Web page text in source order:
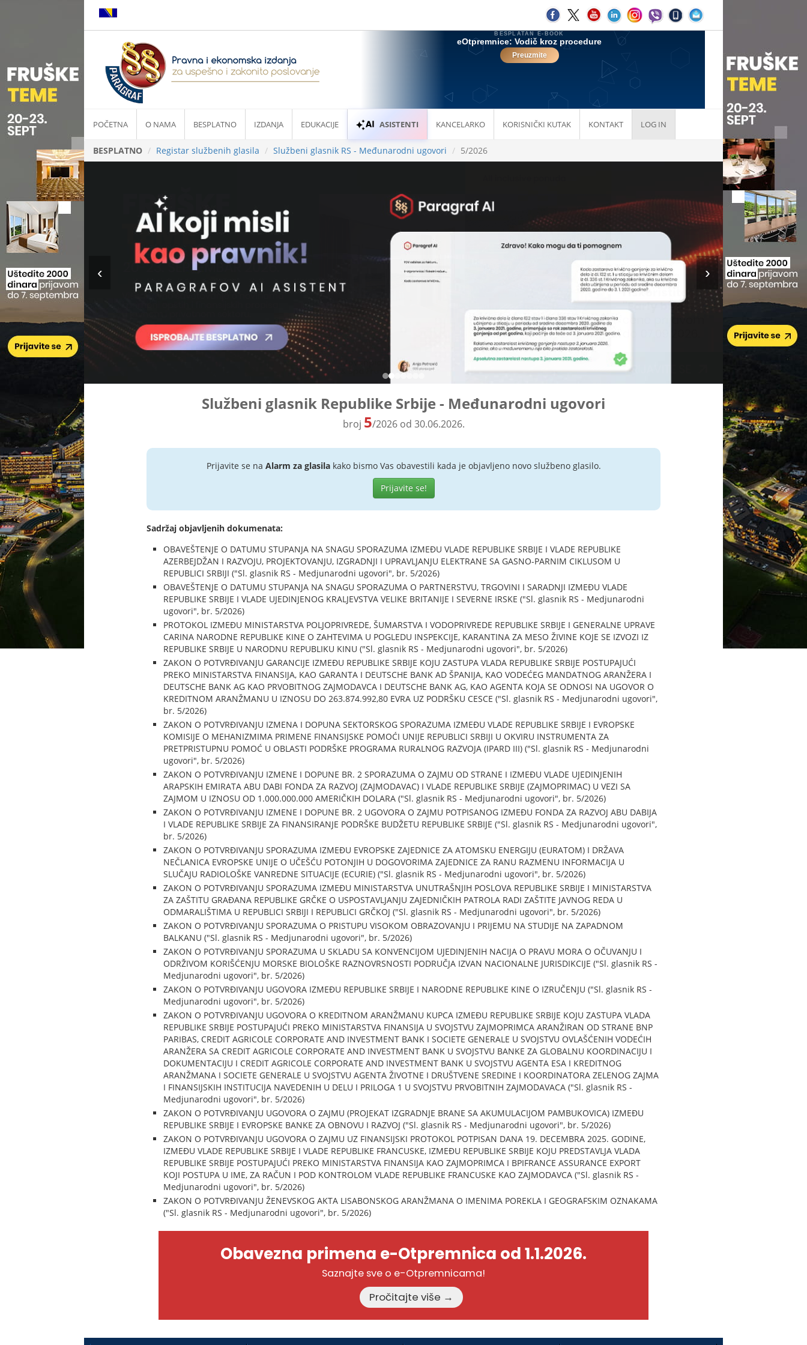
POČETNA O NAMA BESPLATNO IZDANJA EDUKACIJE ASISTENTI KANCELARKO KORISNIČKI KUTAK KONTAKT LOG IN
BESPLATNO Registar službenih glasila Službeni glasnik RS - Međunarodni ugovori 5/2026
Službeni glasnik Republike Srbije - Međunarodni ugovori
broj 5/2026 od 30.06.2026.
Prijavite se na Alarm za glasilakako bismo Vas obavestili kada je objavljeno novo službeno glasilo.
Prijavite se!
Sadržaj objavljenih dokumenata:
OBAVEŠTENJE O DATUMU STUPANJA NA SNAGU SPORAZUMA IZMEĐU VLADE REPUBLIKE SRBIJE I VLADE REPUBLIKE
AZERBEJDŽAN I RAZVOJU, PROJEKTOVANJU, IZGRADNJI I UPRAVLJANJU ELEKTRANE SA GASNO-PARNIM CIKLUSOM U
REPUBLICI SRBIJI ("Sl. glasnik RS - Medjunarodni ugovori", br. 5/2026)
OBAVEŠTENJE O DATUMU STUPANJA NA SNAGU SPORAZUMA O PARTNERSTVU, TRGOVINI I SARADNJI IZMEĐU VLADE
REPUBLIKE SRBIJE I VLADE UJEDINJENOG KRALJEVSTVA VELIKE BRITANIJE I SEVERNE IRSKE ("Sl. glasnik RS - Medjunarodni
ugovori", br. 5/2026)
PROTOKOL IZMEĐU MINISTARSTVA POLJOPRIVREDE, ŠUMARSTVA I VODOPRIVREDE REPUBLIKE SRBIJE I GENERALNE UPRAVE
CARINA NARODNE REPUBLIKE KINE O ZAHTEVIMA U POGLEDU INSPEKCIJE, KARANTINA ZA MESO ŽIVINE KOJE SE IZVOZI IZ
REPUBLIKE SRBIJE U NARODNU REPUBLIKU KINU ("Sl. glasnik RS - Medjunarodni ugovori", br. 5/2026)
ZAKON O POTVRĐIVANJU GARANCIJE IZMEĐU REPUBLIKE SRBIJE KOJU ZASTUPA VLADA REPUBLIKE SRBIJE POSTUPAJUĆI
PREKO MINISTARSTVA FINANSIJA, KAO GARANTA I DEUTSCHE BANK AD ŠPANIJA, KAO VODEĆEG MANDATNOG ARANŽERA I
DEUTSCHE BANK AG KAO PRVOBITNOG ZAJMODAVCA I DEUTSCHE BANK AG, KAO AGENTA KOJA SE ODNOSI NA UGOVOR O
KREDITNOM ARANŽMANU U IZNOSU DO 263.874.992,80 EVRA UZ PODRŠKU CESCE ("Sl. glasnik RS - Medjunarodni ugovori",
br. 5/2026)
ZAKON O POTVRĐIVANJU IZMENA I DOPUNA SEKTORSKOG SPORAZUMA IZMEĐU VLADE REPUBLIKE SRBIJE I EVROPSKE
KOMISIJE O MEHANIZMIMA PRIMENE FINANSIJSKE POMOĆI UNIJE REPUBLICI SRBIJI U OKVIRU INSTRUMENTA ZA
PRETPRISTUPNU POMOĆ U OBLASTI PODRŠKE PROGRAMA RURALNOG RAZVOJA (IPARD III) ("Sl. glasnik RS - Medjunarodni
ugovori", br. 5/2026)
ZAKON O POTVRĐIVANJU IZMENE I DOPUNE BR. 2 SPORAZUMA O ZAJMU OD STRANE I IZMEĐU VLADE UJEDINJENIH
ARAPSKIH EMIRATA ABU DABI FONDA ZA RAZVOJ (ZAJMODAVAC) I VLADE REPUBLIKE SRBIJE (ZAJMOPRIMAC) U VEZI SA
ZAJMOM U IZNOSU OD 1.000.000.000 AMERIČKIH DOLARA ("Sl. glasnik RS - Medjunarodni ugovori", br. 5/2026)
ZAKON O POTVRĐIVANJU IZMENE I DOPUNE BR. 2 UGOVORA O ZAJMU POTPISANOG IZMEĐU FONDA ZA RAZVOJ ABU DABIJA
I VLADE REPUBLIKE SRBIJE ZA FINANSIRANJE PODRŠKE BUDŽETU REPUBLIKE SRBIJE ("Sl. glasnik RS - Medjunarodni ugovori",
br. 5/2026)
ZAKON O POTVRĐIVANJU SPORAZUMA IZMEĐU EVROPSKE ZAJEDNICE ZA ATOMSKU ENERGIJU (EURATOM) I DRŽAVA
NEČLANICA EVROPSKE UNIJE O UČEŠĆU POTONJIH U DOGOVORIMA ZAJEDNICE ZA RANU RAZMENU INFORMACIJA U
SLUČAJU RADIOLOŠKE VANREDNE SITUACIJE (ECURIE) ("Sl. glasnik RS - Medjunarodni ugovori", br. 5/2026)
ZAKON O POTVRĐIVANJU SPORAZUMA IZMEĐU MINISTARSTVA UNUTRAŠNJIH POSLOVA REPUBLIKE SRBIJE I MINISTARSTVA
ZA ZAŠTITU GRAĐANA REPUBLIKE GRČKE O USPOSTAVLJANJU ZAJEDNIČKIH PATROLA RADI ZAŠTITE JAVNOG REDA U
ODMARALIŠTIMA U REPUBLICI SRBIJI I REPUBLICI GRČKOJ ("Sl. glasnik RS - Medjunarodni ugovori", br. 5/2026)
ZAKON O POTVRĐIVANJU SPORAZUMA O PRISTUPU VISOKOM OBRAZOVANJU I PRIJEMU NA STUDIJE NA ZAPADNOM
BALKANU ("Sl. glasnik RS - Medjunarodni ugovori", br. 5/2026)
ZAKON O POTVRĐIVANJU SPORAZUMA U SKLADU SA KONVENCIJOM UJEDINJENIH NACIJA O PRAVU MORA O OČUVANJU I
ODRŽIVOM KORIŠĆENJU MORSKE BIOLOŠKE RAZNOVRSNOSTI PODRUČJA IZVAN NACIONALNE JURISDIKCIJE ("Sl. glasnik RS -
Medjunarodni ugovori", br. 5/2026)
ZAKON O POTVRĐIVANJU UGOVORA IZMEĐU REPUBLIKE SRBIJE I NARODNE REPUBLIKE KINE O IZRUČENJU ("Sl. glasnik RS -
Medjunarodni ugovori", br. 5/2026)
ZAKON O POTVRĐIVANJU UGOVORA O KREDITNOM ARANŽMANU KUPCA IZMEĐU REPUBLIKE SRBIJE KOJU ZASTUPA VLADA
REPUBLIKE SRBIJE POSTUPAJUĆI PREKO MINISTARSTVA FINANSIJA U SVOJSTVU ZAJMOPRIMCA ARANŽIRAN OD STRANE BNP
PARIBAS, CREDIT AGRICOLE CORPORATE AND INVESTMENT BANK I SOCIETE GENERALE U SVOJSTVU OVLAŠĆENIH VODEĆIH
ARANŽERA SA CREDIT AGRICOLE CORPORATE AND INVESTMENT BANK U SVOJSTVU BANKE ZA GLOBALNU KOORDINACIJU I
DOKUMENTACIJU I CREDIT AGRICOLE CORPORATE AND INVESTMENT BANK U SVOJSTVU AGENTA ESA I KREDITNOG
ARANŽMANA I SOCIETE GENERALE U SVOJSTVU AGENTA ŽIVOTNE I DRUŠTVENE SREDINE I KOORDINATORA ZELENOG ZAJMA
I FINANSIJSKIH INSTITUCIJA NAVEDENIH U DELU I PRILOGA 1 U SVOJSTVU PRVOBITNIH ZAJMODAVACA ("Sl. glasnik RS -
Medjunarodni ugovori", br. 5/2026)
ZAKON O POTVRĐIVANJU UGOVORA O ZAJMU (PROJEKAT IZGRADNJE BRANE SA AKUMULACIJOM PAMBUKOVICA) IZMEĐU
REPUBLIKE SRBIJE I EVROPSKE BANKE ZA OBNOVU I RAZVOJ ("Sl. glasnik RS - Medjunarodni ugovori", br. 5/2026)
ZAKON O POTVRĐIVANJU UGOVORA O ZAJMU UZ FINANSIJSKI PROTOKOL POTPISAN DANA 19. DECEMBRA 2025. GODINE,
IZMEĐU VLADE REPUBLIKE SRBIJE I VLADE REPUBLIKE FRANCUSKE, IZMEĐU REPUBLIKE SRBIJE KOJU PREDSTAVLJA VLADA
REPUBLIKE SRBIJE POSTUPAJUĆI PREKO MINISTARSTVA FINANSIJA KAO ZAJMOPRIMCA I BPIFRANCE ASSURANCE EXPORT
KOJI POSTUPA U IME, ZA RAČUN I POD KONTROLOM VLADE REPUBLIKE FRANCUSKE KAO ZAJMODAVCA ("Sl. glasnik RS -
Medjunarodni ugovori", br. 5/2026)
ZAKON O POTVRĐIVANJU ŽENEVSKOG AKTA LISABONSKOG ARANŽMANA O IMENIMA POREKLA I GEOGRAFSKIM OZNAKAMA
("Sl. glasnik RS - Medjunarodni ugovori", br. 5/2026)
Obavezna primena e-Otpremnica od 1.1.2026.
Saznajte sve o e-Otpremnicama!
Pročitajte više →